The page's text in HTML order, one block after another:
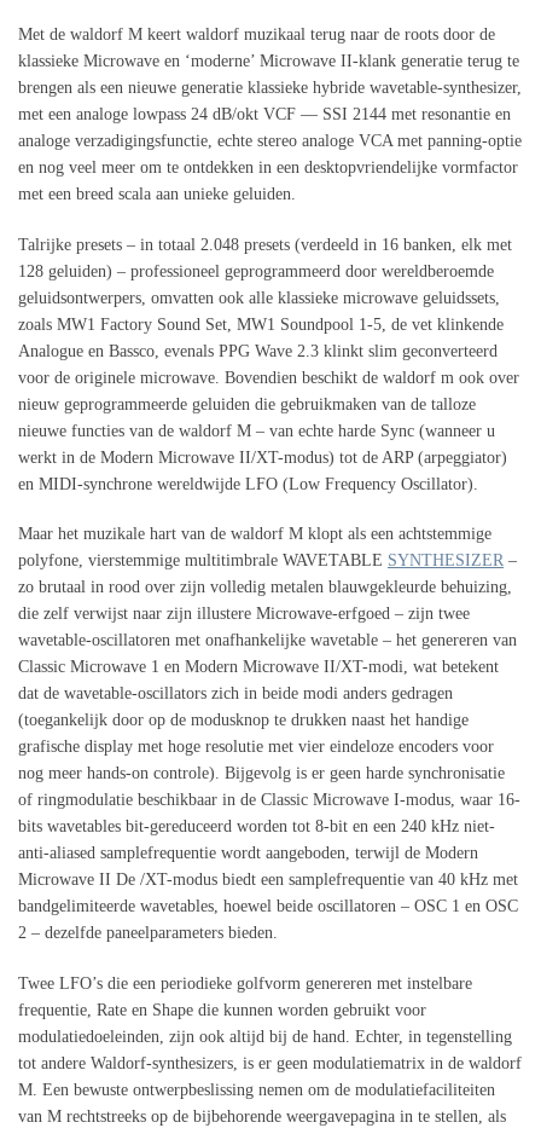
Met de waldorf M keert waldorf muzikaal terug naar de roots door de
klassieke Microwave en ‘moderne’ Microwave II-klank generatie terug te
brengen als een nieuwe generatie klassieke hybride wavetable-synthesizer,
met een analoge lowpass 24 dB/okt VCF — SSI 2144 met resonantie en
analoge verzadigingsfunctie, echte stereo analoge VCA met panning-optie
en nog veel meer om te ontdekken in een desktopvriendelijke vormfactor
met een breed scala aan unieke geluiden.
Talrijke presets – in totaal 2.048 presets (verdeeld in 16 banken, elk met
128 geluiden) – professioneel geprogrammeerd door wereldberoemde
geluidsontwerpers, omvatten ook alle klassieke microwave geluidssets,
zoals MW1 Factory Sound Set, MW1 Soundpool 1-5, de vet klinkende
Analogue en Bassco, evenals PPG Wave 2.3 klinkt slim geconverteerd
voor de originele microwave. Bovendien beschikt de waldorf m ook over
nieuw geprogrammeerde geluiden die gebruikmaken van de talloze
nieuwe functies van de waldorf M – van echte harde Sync (wanneer u
werkt in de Modern Microwave II/XT-modus) tot de ARP (arpeggiator)
en MIDI-synchrone wereldwijde LFO (Low Frequency Oscillator).
Maar het muzikale hart van de waldorf M klopt als een achtstemmige
polyfone, vierstemmige multitimbrale WAVETABLE SYNTHESIZER –
zo brutaal in rood over zijn volledig metalen blauwgekleurde behuizing,
die zelf verwijst naar zijn illustere Microwave-erfgoed – zijn twee
wavetable-oscillatoren met onafhankelijke wavetable – het genereren van
Classic Microwave 1 en Modern Microwave II/XT-modi, wat betekent
dat de wavetable-oscillators zich in beide modi anders gedragen
(toegankelijk door op de modusknop te drukken naast het handige
grafische display met hoge resolutie met vier eindeloze encoders voor
nog meer hands-on controle). Bijgevolg is er geen harde synchronisatie
of ringmodulatie beschikbaar in de Classic Microwave I-modus, waar 16-
bits wavetables bit-gereduceerd worden tot 8-bit en een 240 kHz niet-
anti-aliased samplefrequentie wordt aangeboden, terwijl de Modern
Microwave II De /XT-modus biedt een samplefrequentie van 40 kHz met
bandgelimiteerde wavetables, hoewel beide oscillatoren – OSC 1 en OSC
2 – dezelfde paneelparameters bieden.
Twee LFO’s die een periodieke golfvorm genereren met instelbare
frequentie, Rate en Shape die kunnen worden gebruikt voor
modulatiedoeleinden, zijn ook altijd bij de hand. Echter, in tegenstelling
tot andere Waldorf-synthesizers, is er geen modulatiematrix in de waldorf
M. Een bewuste ontwerpbeslissing nemen om de modulatiefaciliteiten
van M rechtstreeks op de bijbehorende weergavepagina in te stellen, als